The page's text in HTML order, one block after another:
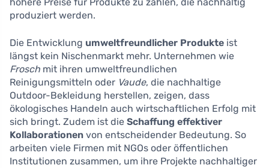
produziert werden.
Die Entwicklung umweltfreundlicher Produkte ist
längst kein Nischenmarkt mehr. Unternehmen wie
Frosch mit ihren umweltfreundlichen
Reinigungsmitteln oder Vaude, die nachhaltige
Outdoor-Bekleidung herstellen, zeigen, dass
ökologisches Handeln auch wirtschaftlichen Erfolg mit
sich bringt. Zudem ist die Schaffung effektiver
Kollaborationen von entscheidender Bedeutung. So
arbeiten viele Firmen mit NGOs oder öffentlichen
Institutionen zusammen, um ihre Projekte nachhaltiger